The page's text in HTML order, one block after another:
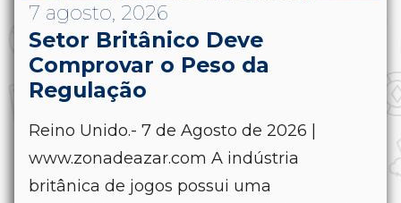
7 agosto, 2026
Setor Britânico Deve
Comprovar o Peso da
Regulação
Reino Unido.- 7 de Agosto de 2026 |
www.zonadeazar.com A indústria
britânica de jogos possui uma